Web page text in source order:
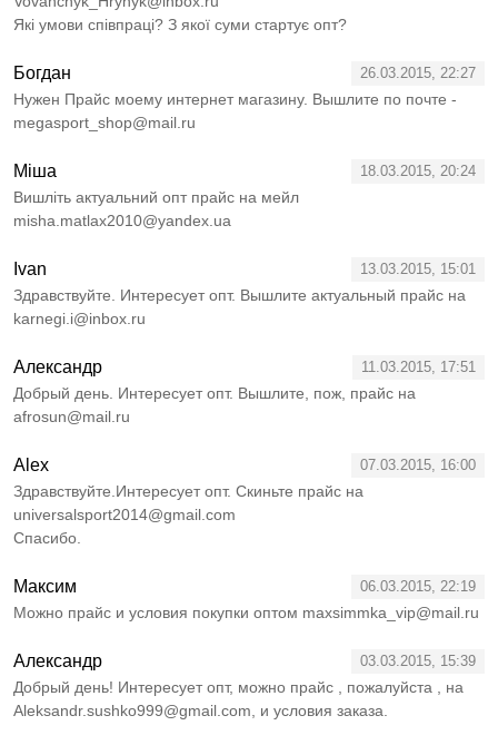
Які умови співпраці? З якої суми стартує опт?
Богдан 26.03.2015, 22:27
Нужен Прайс моему интернет магазину. Вышлите по почте -
megasport_shop@mail.ru
Міша 18.03.2015, 20:24
Вишліть актуальний опт прайс на мейл
misha.matlax2010@yandex.ua
Ivan 13.03.2015, 15:01
Здравствуйте. Интересует опт. Вышлите актуальный прайс на
karnegi.i@inbox.ru
Александр 11.03.2015, 17:51
Добрый день. Интересует опт. Вышлите, пож, прайс на
afrosun@mail.ru
Alex 07.03.2015, 16:00
Здравствуйте.Интересует опт. Скиньте прайс на
universalsport2014@gmail.com
Спасибо.
Максим 06.03.2015, 22:19
Можно прайс и условия покупки оптом maxsimmka_vip@mail.ru
Александр 03.03.2015, 15:39
Добрый день! Интересует опт, можно прайс , пожалуйста , на
Aleksandr.sushko999@gmail.com, и условия заказа.